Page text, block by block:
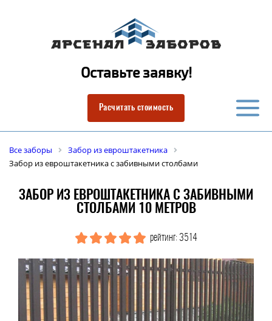
Оставьте заявку!
Расчитать стоимость
Все заборы
Забор из евроштакетника
Забор из евроштакетника с забивными столбами
ЗАБОР ИЗ ЕВРОШТАКЕТНИКА С ЗАБИВНЫМИ
СТОЛБАМИ 10 МЕТРОВ
рейтинг: 3514